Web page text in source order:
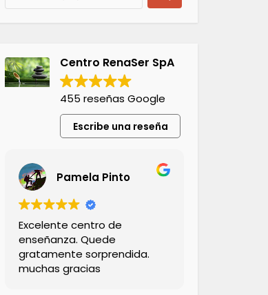
Centro RenaSer SpA
455 reseñas Google
Escribe una reseña
Pamela Pinto
Excelente centro de
enseñanza. Quede
gratamente sorprendida.
muchas gracias